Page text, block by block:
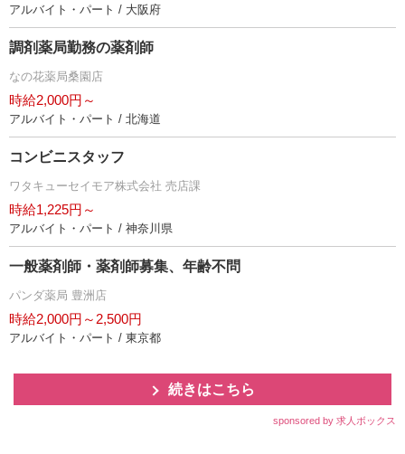
アルバイト・パート / 大阪府
調剤薬局勤務の薬剤師
なの花薬局桑園店
時給2,000円～
アルバイト・パート / 北海道
コンビニスタッフ
ワタキューセイモア株式会社 売店課
時給1,225円～
アルバイト・パート / 神奈川県
一般薬剤師・薬剤師募集、年齢不問
パンダ薬局 豊洲店
時給2,000円～2,500円
アルバイト・パート / 東京都
続きはこちら
sponsored by 求人ボックス